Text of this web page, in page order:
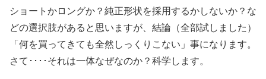
ショートかロングか？純正形状を採用するかしないか？な
どの選択肢があると思いますが、結論（全部試しました）
「何を買ってきても全然しっくりこない」事になります。
さて････それは一体なぜなのか？科学します。